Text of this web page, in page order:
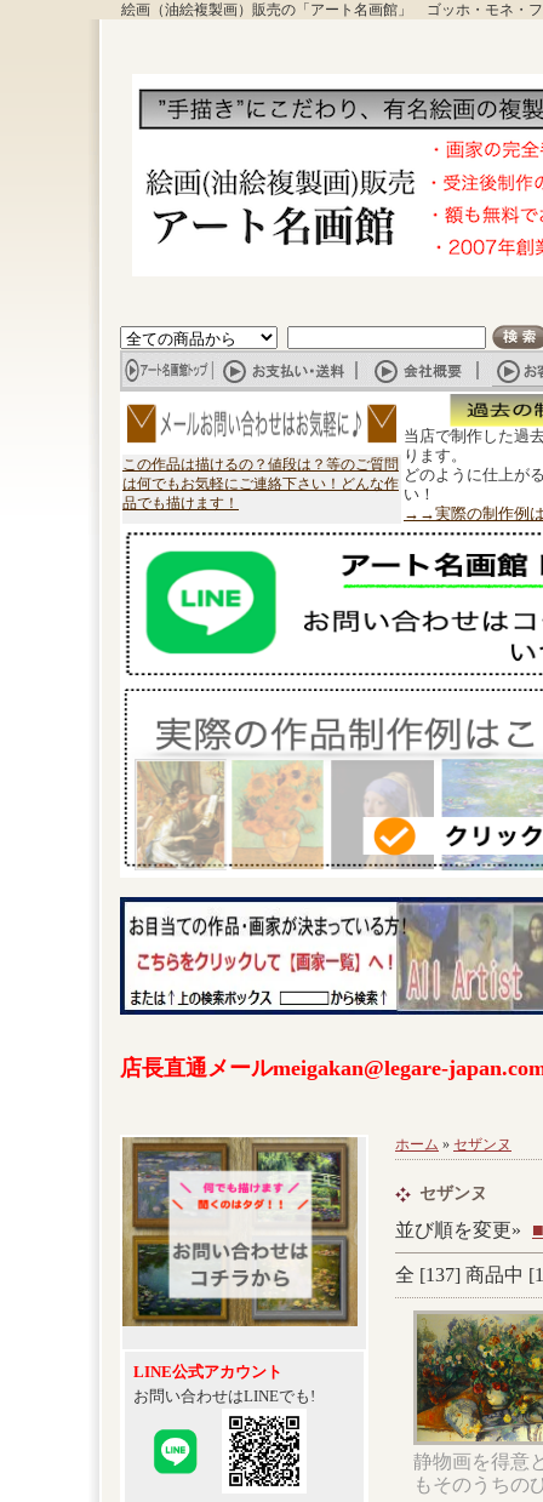
絵画（油絵複製画）販売の「アート名画館」 ゴッホ・モネ・
この作品は描けるの？値段は？等のご質問
は何でもお気軽にご連絡下さい！どんな作
品でも描けます！
当店で制作した過
ります。
どのように仕上が
い！
→→実際の制作例
店長直通メールmeigakan@legare-
LINE公式アカウント
お問い合わせはLINEでも!
ホーム » セザンヌ
セザンヌ
並び順を変更»
全 [137] 商品中 [
静物画を得意
もそのうちの